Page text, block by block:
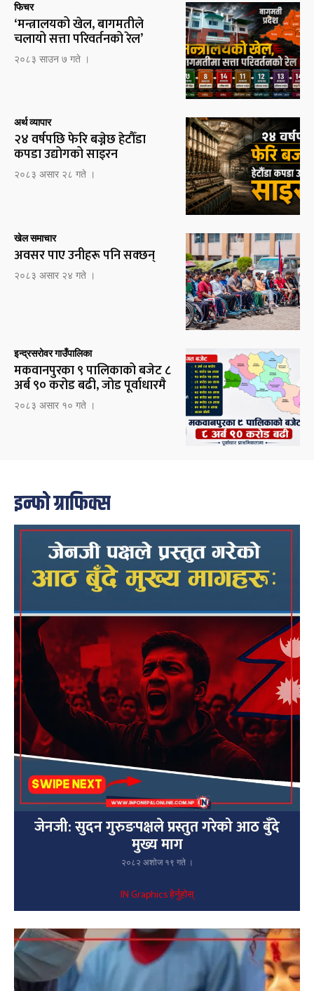
फिचर
‘मन्त्रालयको खेल, बागमतीले
चलायो सत्ता परिवर्तनको रेल’
२०८३ साउन ७ गते ।
अर्थ व्यापार
२४ वर्षपछि फेरि बज्नेछ हेटौँडा
कपडा उद्योगको साइरन
२०८३ असार २८ गते ।
खेल समाचार
अवसर पाए उनीहरू पनि सक्छन्
२०८३ असार २४ गते ।
इन्द्रसरोवर गाउँपालिका
मकवानपुरका ९ पालिकाको बजेट ८
अर्ब ९० करोड बढी, जोड पूर्वाधारमै
२०८३ असार १० गते ।
इन्फो ग्राफिक्स
जेनजी: सुदन गुरुङपक्षले प्रस्तुत गरेको आठ बुँदे
मुख्य माग
२०८२ अशोज १९ गते ।
IN Graphics हेर्नुहोस्